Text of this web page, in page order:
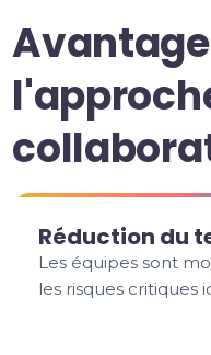
Réduction du
Les équipes sont
les risques critiques